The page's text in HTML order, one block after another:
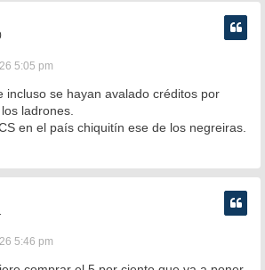
5:05 pm
incluso se hayan avalado créditos por
ladrones.
en el país chiquitín ese de los negreiras.
5:46 pm